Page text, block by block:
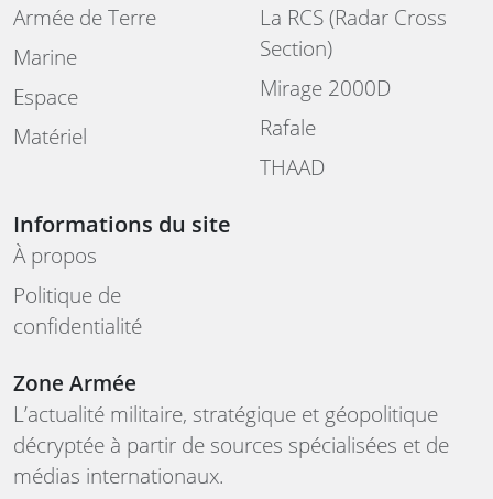
Armée de Terre
Marine
Espace
Matériel
La RCS (Radar Cross
Section)
Mirage 2000D
Rafale
THAAD
Informations du site
À propos
Politique de
confidentialité
Zone Armée
L’actualité militaire, stratégique et géopolitique
décryptée à partir de sources spécialisées et de
médias internationaux.